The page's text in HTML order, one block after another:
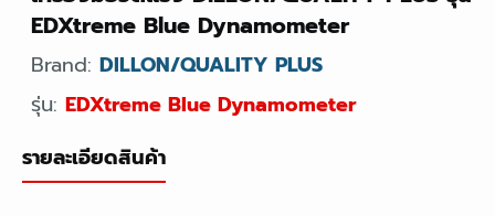
EDXtreme Blue Dynamometer
Brand: DILLON/QUALITY PLUS
รุ่น: EDXtreme Blue Dynamometer
รายละเอียดสินค้า